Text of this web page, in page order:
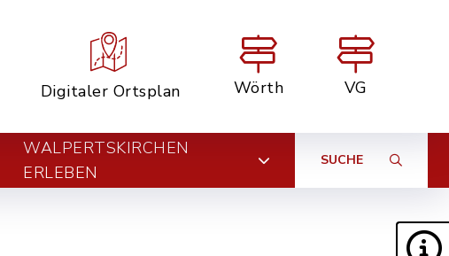
Digitaler Ortsplan Wörth VG
WALPERTSKIRCHEN
ERLEBEN
SUCHE